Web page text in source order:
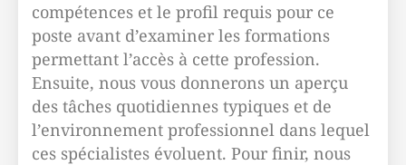
compétences et le profil requis pour ce
poste avant d’examiner les formations
permettant l’accès à cette profession.
Ensuite, nous vous donnerons un aperçu
des tâches quotidiennes typiques et de
l’environnement professionnel dans lequel
ces spécialistes évoluent. Pour finir, nous